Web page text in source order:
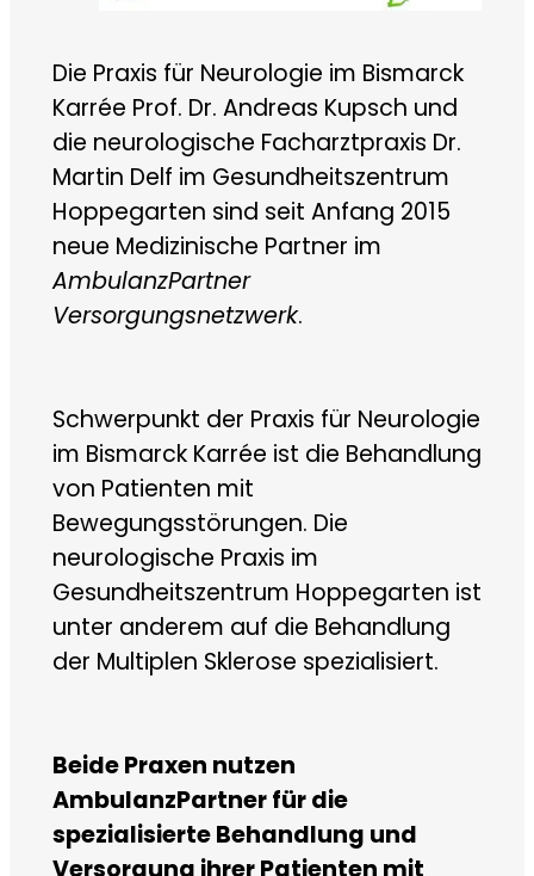
Die Praxis für Neurologie im Bismarck
Karrée Prof. Dr. Andreas Kupsch und
die neurologische Facharztpraxis Dr.
Martin Delf im Gesundheitszentrum
Hoppegarten sind seit Anfang 2015
neue Medizinische Partner im
AmbulanzPartner
Versorgungsnetzwerk.
Schwerpunkt der Praxis für Neurologie
im Bismarck Karrée ist die Behandlung
von Patienten mit
Bewegungsstörungen. Die
neurologische Praxis im
Gesundheitszentrum Hoppegarten ist
unter anderem auf die Behandlung
der Multiplen Sklerose spezialisiert.
Beide Praxen nutzen
AmbulanzPartner für die
spezialisierte Behandlung und
Versorgung ihrer Patienten mit